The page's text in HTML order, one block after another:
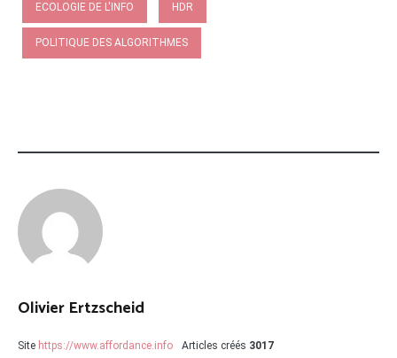
ECOLOGIE DE L'INFO HDR
POLITIQUE DES ALGORITHMES
Olivier Ertzscheid
Site https://www.affordance.info Articles créés 3017